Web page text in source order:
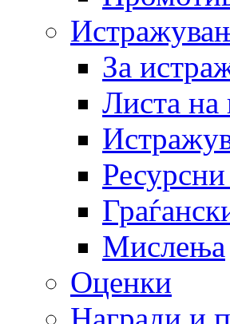
За
Листа на
Мислења
Оценки